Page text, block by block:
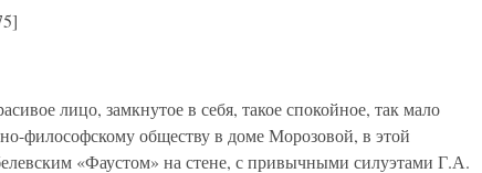
лицо, замкнутое в себя, такое спокойное, так мало
философскому обществу в доме Морозовой, в этой
«Фаустом» на стене, с привычными силуэтами Г.А.